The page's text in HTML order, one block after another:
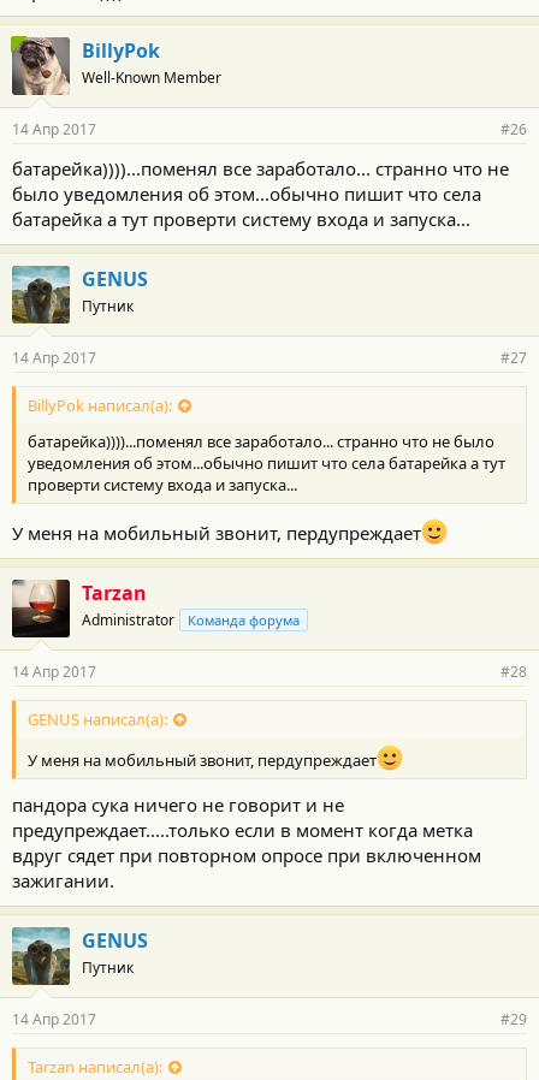
BillyPok
Well-Known Member
14 Апр 2017 #26
батарейка))))...поменял все заработало... странно что не
было уведомления об этом...обычно пишит что села
батарейка а тут проверти систему входа и запуска...
GENUS
Путник
14 Апр 2017 #27
BillyPok написал(а):
батарейка))))...поменял все заработало... странно что не было
уведомления об этом...обычно пишит что села батарейка а тут
проверти систему входа и запуска...
У меня на мобильный звонит, пердупреждает
Tarzan
Administrator Команда форума
14 Апр 2017 #28
GENUS написал(а):
У меня на мобильный звонит, пердупреждает
пандора сука ничего не говорит и не
предупреждает.....только если в момент когда метка
вдруг сядет при повторном опросе при включенном
зажигании.
GENUS
Путник
14 Апр 2017 #29
Tarzan написал(а):